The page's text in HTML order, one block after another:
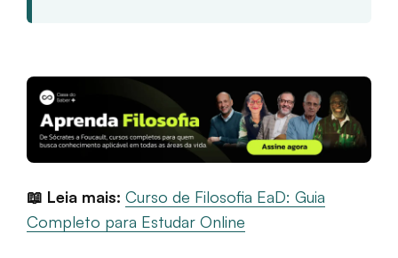
📖 Leia mais: Curso de Filosofia EaD: Guia
Completo para Estudar Online